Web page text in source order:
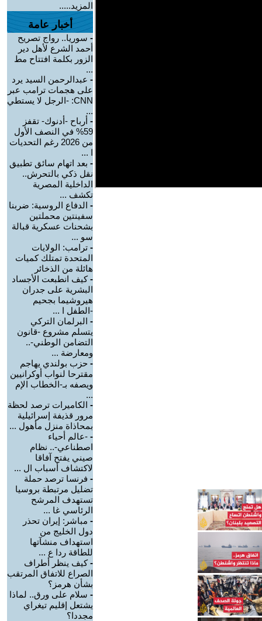
المزيد.....
أخبار عامة
- سوريا.. رواج تصريح
أحمد الشرع لأهل دير
الزور بكلمة افتتاح مط
...
- عبدالرحمن السيد يرد
على هجمات ترامب عبر
CNN: -الرجل لا يستطي
...
- أرباح -أدنوك- تقفز
59% في النصف الأول
من 2026 رغم التحديات
ا ...
- بعد اتهام سائق تطبيق
نقل ذكي بالتحرش..
الداخلية المصرية
تكشف ...
- الدفاع الروسية: ضربنا
سفينتين محملتين
بشحنات عسكرية قبالة
سو ...
- ترامب: الولايات
المتحدة تمتلك كميات
هائلة من الذخائر
-كيف انطبعت الأجساد
البشرية على جدران
هيروشيما بجحيم
-الطفل ا ...
- البرلمان التركي
يتسلم مشروع -قانون
التضامن الوطني-..
ومعارضة ...
- حزب بولندي يهاجم
مقترحا لنواب أوكرانيين
ويصفه بـ-الخطاب الإم
...
- الكاميرات ترصد لحظة
مرور قذيفة إسرائيلية
بمحاذاة منزل مأهول ...
- -عالم أحياء
اصطناعي-.. نظام
صيني يفتح آفاقا
لاكتشاف أسباب ال ...
- فرنسا ترصد حملة
تضليل مرتبطة بروسيا
تستهدف المرشح
الرئاسي غا ...
- مباشر: إيران تحذر
دول الخليج من
استهداف منشآتها
للطاقة ردا ع ...
-كيف ينظر أطراف
الصراع للاتفاق المرتقب
بشأن هرمز؟
- سلام على ورق.. لماذا
يشتعل إقليم تيغراي
مجددا؟